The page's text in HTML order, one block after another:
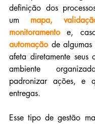
definição dos
um mapa,
monitoramento
automação de
afeta diretamente seus
ambiente
padronizar ações, e
entregas.
Esse tipo de gestão